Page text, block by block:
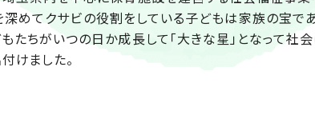
深めてクサビの役割をしている子どもは家族の宝で
たちがいつの日か成長して「大きな星」となって社
けました。